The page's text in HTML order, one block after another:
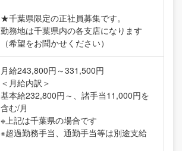
★千葉県限定の正社員募集です。
勤務地は千葉県内の各支店になります
（希望をお聞かせください）
月給243,800円～331,500円
＜月給内訳＞
基本給232,800円～、諸手当11,000円を
含む/月
※上記は千葉県の場合です
※超過勤務手当、通勤手当等は別途支給